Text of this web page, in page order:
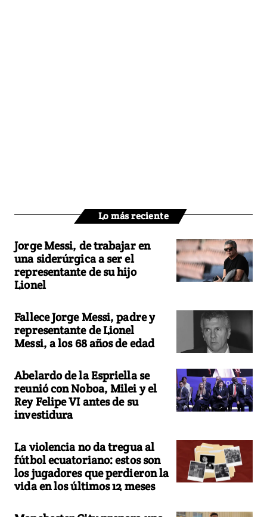
Lo más reciente
Jorge Messi, de trabajar en
una siderúrgica a ser el
representante de su hijo
Lionel
Fallece Jorge Messi, padre y
representante de Lionel
Messi, a los 68 años de edad
Abelardo de la Espriella se
reunió con Noboa, Milei y el
Rey Felipe VI antes de su
investidura
La violencia no da tregua al
fútbol ecuatoriano: estos son
los jugadores que perdieron la
vida en los últimos 12 meses